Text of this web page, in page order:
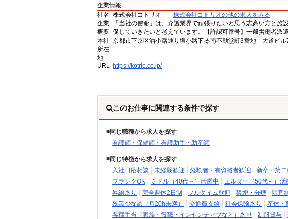
企業情報
社名
株式会社コトリオ
株式会社コトリオの他の求人をみる
企業
概要
「当社の使命」は、介護業界で頑張りたいと思う志高い方と
促していきたいと考えています。【許認可番号】一般労働者
本社
所在
地
京都市下京区油小路通り塩小路下る南不動堂町3番地 大道ビル
URL https://kotrio.co.jp/
このお仕事に関連する条件で探す
同じ職種から求人を探す
看護師・保健師・看護助手・助産師
同じ特徴から求人を探す
入社日応相談
未経験歓迎 経験者・有資格者歓迎 新卒・第
ブランクOK
ミドル（40代～）活躍中 エルダー（50代～）活
昇給あり
完全週休2日制 フルタイム歓迎 禁煙・分煙 駅直
残業少なめ（月20h未満）
交通費支給 社会保険あり 産休・
各種手当（家族・役職・インセンティブなど）あり
制服貸与